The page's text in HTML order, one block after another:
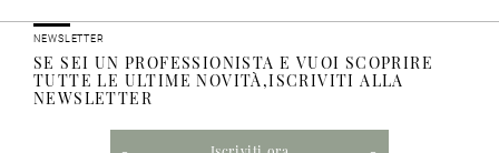
NEWSLETTER
SE SEI UN PROFESSIONISTA E VUOI SCOPRIRE
TUTTE LE ULTIME NOVITÀ,ISCRIVITI ALLA
NEWSLETTER